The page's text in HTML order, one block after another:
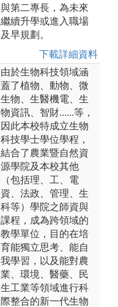
與第二專長，為未來
繼續升學或進入職場
及早規劃。
下載詳細資料
由於生物科技領域涵
蓋了植物、動物、微
生物、生醫機電、生
物資訊、智財......等，
因此本校特成立生物
科技學士學位學程，
結合了農業暨自然資
源學院及本校其他
（包括理、工、電
資、法政、管理、生
科等）學院之師資與
課程，成為跨領域的
教學單位，目的在培
育能獨立思考、能自
我學習，以及能對農
業、環境、醫藥、民
生工業等領域進行科
際整合的新一代生物